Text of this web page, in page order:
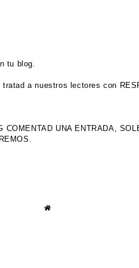
tu blog.
a nuestros lectores con
UNA ENTRADA,